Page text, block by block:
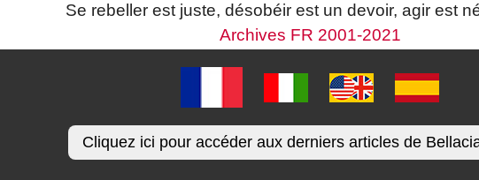
Se rebeller est juste, désobéir est un devoir, agir est
Archives FR 2001-2021
Cliquez ici pour accéder aux derniers articles de